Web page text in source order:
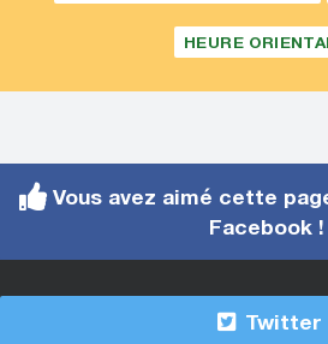
HEURE
Vous avez aimé cette
Facebook !
Twitter